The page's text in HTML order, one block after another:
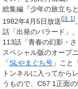
総集編『少年の旅立ちと
1982年4月5日放送[注 1 ]
話「出発のバラード」
113話「青春の幻影・
スペシャル版のオープ
「SLやまぐち号 」こと
トンネルに入ってから
うもので、C57 1正面